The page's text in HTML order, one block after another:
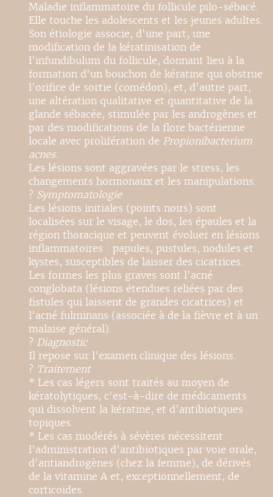
Maladie inflammatoire du follicule pilo-sébacé.
Elle touche les adolescents et les jeunes adultes.
Son étiologie associe, d'une part, une
modification de la kératinisation de
l'infundibulum du follicule, donnant lieu à la
formation d'un bouchon de kératine qui obstrue
l'orifice de sortie (comédon), et, d'autre part,
une altération qualitative et quantitative de la
glande sébacée, stimulée par les androgènes et
par des modifications de la flore bactérienne
locale avec prolifération de Propionibacterium
acnes.
Les lésions sont aggravées par le stress, les
changements hormonaux et les manipulations.
? Symptomatologie
Les lésions initiales (points noirs) sont
localisées sur le visage, le dos, les épaules et la
région thoracique et peuvent évoluer en lésions
inflammatoires : papules, pustules, nodules et
kystes, susceptibles de laisser des cicatrices.
Les formes les plus graves sont l'acné
conglobata (lésions étendues reliées par des
fistules qui laissent de grandes cicatrices) et
l'acné fulminans (associée à de la fièvre et à un
malaise général).
? Diagnostic
Il repose sur l'examen clinique des lésions.
? Traitement
* Les cas légers sont traités au moyen de
kératolytiques, c'est-à-dire de médicaments
qui dissolvent la kératine, et d'antibiotiques
topiques.
* Les cas modérés à sévères nécessitent
l'administration d'antibiotiques par voie orale,
d'antiandrogènes (chez la femme), de dérivés
de la vitamine A et, exceptionnellement, de
corticoïdes.